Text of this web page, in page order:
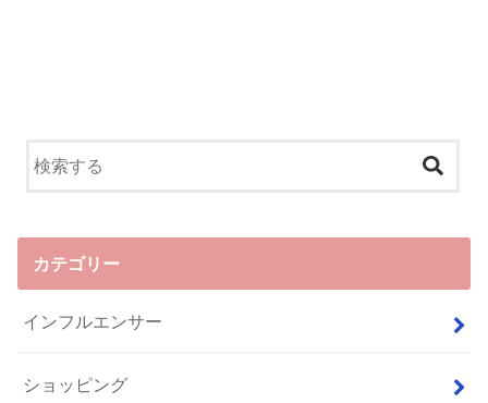
カテゴリー
インフルエンサー
ショッピング